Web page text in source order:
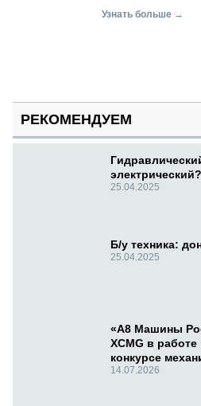
Узнать больше →
РЕКОМЕНДУЕМ
25.04.2025
Б/у техника:
25.04.2025
«А8 Машины
XCMG в
конкурсе
14.07.2026